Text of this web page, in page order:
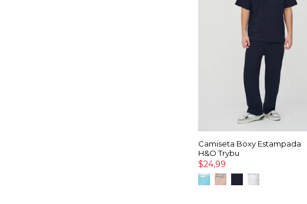
Camiseta Boxy Estampada
H&O Trybu
$24,99